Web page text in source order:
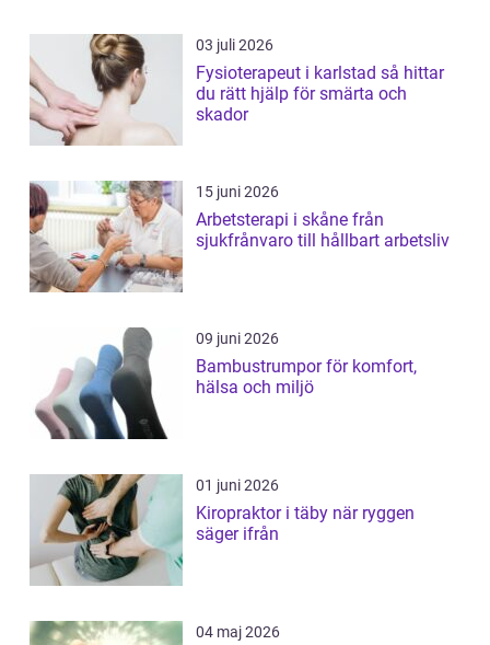
03 juli 2026
Fysioterapeut i karlstad så hittar
du rätt hjälp för smärta och
skador
15 juni 2026
Arbetsterapi i skåne från
sjukfrånvaro till hållbart arbetsliv
09 juni 2026
Bambustrumpor för komfort,
hälsa och miljö
01 juni 2026
Kiropraktor i täby när ryggen
säger ifrån
04 maj 2026